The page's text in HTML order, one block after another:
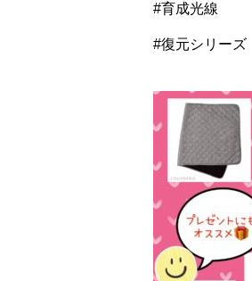
#育成光線
#復元シリーズ